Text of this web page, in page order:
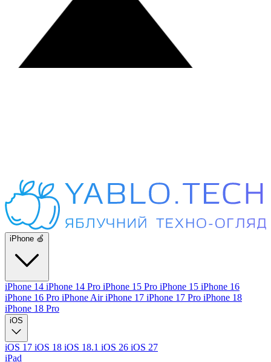
iPhone 🍏
iPhone 14 iPhone 14 Pro iPhone 15 Pro iPhone 15 iPhone 16
iPhone 16 Pro iPhone AiriPhone 17 iPhone 17 Pro iPhone 18
iPhone 18 Pro
iOS
iOS 17 iOS 18 iOS 18.1 iOS 26 iOS 27
iPad